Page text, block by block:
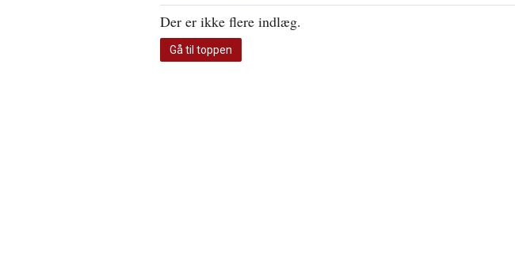
Der er ikke flere indlæg.
Gå til toppen